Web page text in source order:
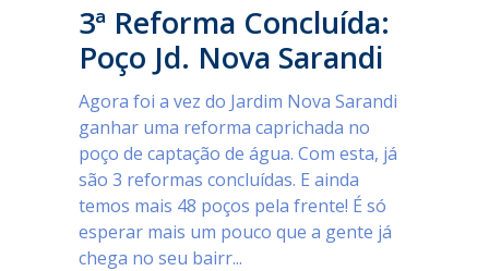
3ª Reforma Concluída:
Poço Jd. Nova Sarandi
Agora foi a vez do Jardim Nova Sarandi
ganhar uma reforma caprichada no
poço de captação de água. Com esta, já
são 3 reformas concluídas. E ainda
temos mais 48 poços pela frente! É só
esperar mais um pouco que a gente já
chega no seu bairr...